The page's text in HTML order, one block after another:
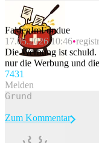
FaktenImFondue
17.05.2026 10:46
Die Werbung ist
nur die Werbung und
7431
Melden
Zum Kommentar